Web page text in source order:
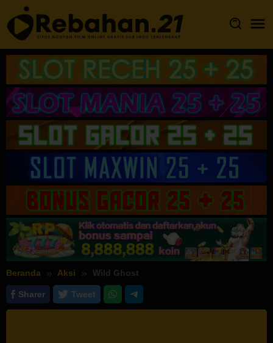
Loncat
ke
konten
Beranda Aksi Wild Ghost
Sharer Tweet